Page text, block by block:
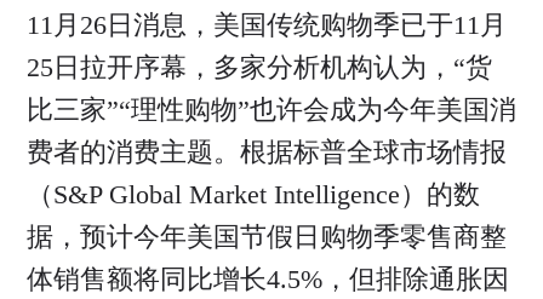
11月26日消息，美国传统购物季已于11月
25日拉开序幕，多家分析机构认为，“货
比三家”“理性购物”也许会成为今年美国消
费者的消费主题。根据标普全球市场情报
（S&P Global Market Intelligence）的数
据，预计今年美国节假日购物季零售商整
体销售额将同比增长4.5%，但排除通胀因